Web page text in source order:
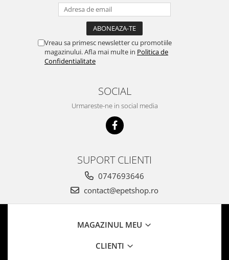
Vreau sa primesc newsletter cu promotiile
magazinului. Afla mai multe in Politica de
Confidentialitate
SOCIAL
Urmareste-ne in social media
SUPORT CLIENTI
0747693646
contact@epetshop.ro
MAGAZINUL MEU
CLIENTI